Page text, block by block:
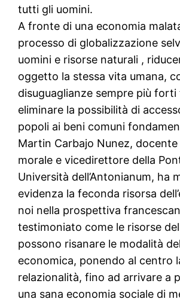
tutti gli uomini.
A fronte di una economia
processo di globalizzazione
uomini e risorse naturali ,
oggetto la stessa vita umana,
disuguaglianze sempre più forti
eliminare la possibilità di
popoli ai beni comuni
Martin Carbajo Nunez,
morale e vicedirettore della
Università dell’Antonianum, ha
evidenza la feconda risorsa
noi nella prospettiva
testimoniato come le risorse
possono risanare le modalità
economica, ponendo al centro
relazionalità, fino ad arrivare a
una sana economia sociale di